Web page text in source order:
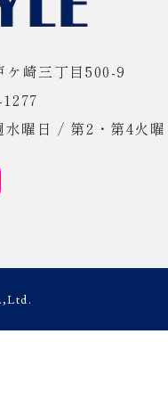
ケ崎三丁目500-9
曜日 / 第2・第4火